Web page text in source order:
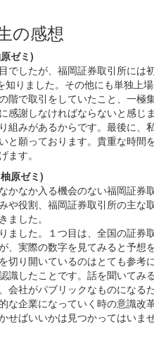
の感想
ゼミ)
でしたが、福岡証券取引所には
知りました。その他にも単独上
階で取引をしていたこと、一極
感謝しなければならないと感じ
組みがあるからです。最後に、
と願っております。貴重な時間
ます。
原ゼミ)
かなか入る機会のない福岡証券
や役割、福岡証券取引所の主な
ました。
ました。１つ目は、全国の証券
、実際の数字を見てみると予
切り開いているのはとても参考
識したことです。話を聞いて
会社がパブリックなものにな
な企業になっていく時の意識改
せばいいかは見つかってはい